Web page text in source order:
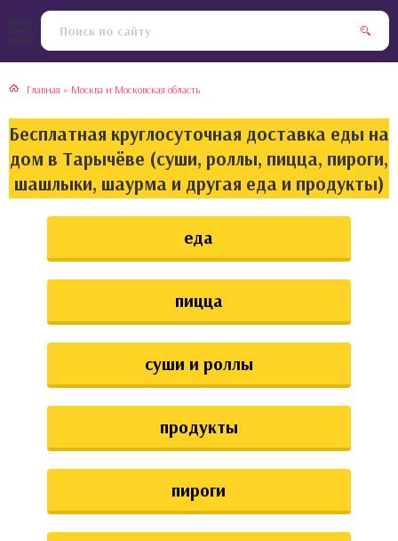
Главная » Москва и Московская область
Бесплатная круглосуточная доставка еды на
дом в Тарычёве (суши, роллы, пицца, пироги,
шашлыки, шаурма и другая еда и продукты)
еда
пицца
суши и роллы
продукты
пироги
кухня
кухня
кухня